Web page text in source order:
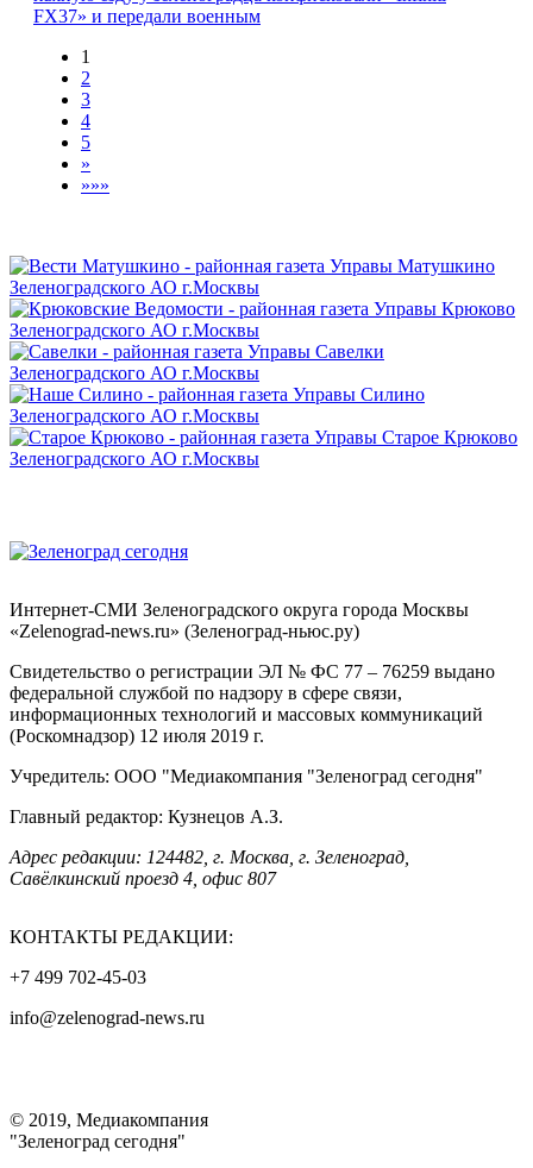
FX37» и передали военным
1
2
3
4
5
»
»»»
Интернет-СМИ Зеленоградского округа города Москвы
«Zelenograd-news.ru» (Зеленоград-ньюс.ру)
Свидетельство о регистрации ЭЛ № ФС 77 – 76259 выдано
федеральной службой по надзору в сфере связи,
информационных технологий и массовых коммуникаций
(Роскомнадзор) 12 июля 2019 г.
Учредитель: ООО "Медиакомпания "Зеленоград сегодня"
Главный редактор: Кузнецов А.З.
Адрес редакции: 124482, г. Москва, г. Зеленоград,
Савёлкинский проезд 4, офис 807
КОНТАКТЫ РЕДАКЦИИ:
+7 499 702-45-03
info@zelenograd-news.ru
© 2019, Медиакомпания
"Зеленоград сегодня"